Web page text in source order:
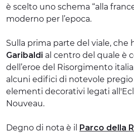
è scelto uno schema “alla
moderno per l’epoca.
Sulla prima parte del viale, che
Garibaldi al centro del quale è
dell’eroe del Risorgimento
alcuni edifici di notevole
elementi decorativi legati
Nouveau.
Degno di nota è il Parco della